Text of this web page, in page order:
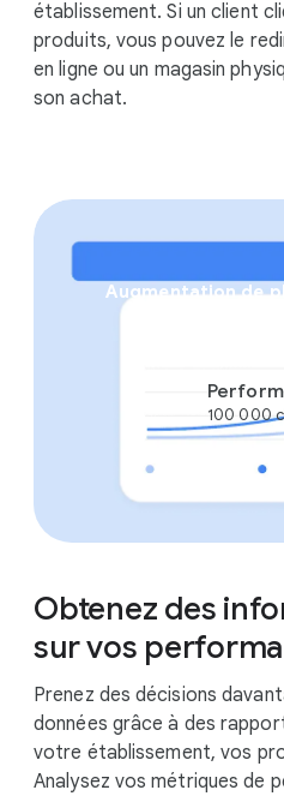
établissement. Si un client
produits, vous pouvez le
en ligne ou un magasin
son achat.
Obtenez des
sur vos
Prenez des décisions
données grâce à des
votre établissement, vos
Analysez vos métriques de
Augmentation de
100 000
Visites